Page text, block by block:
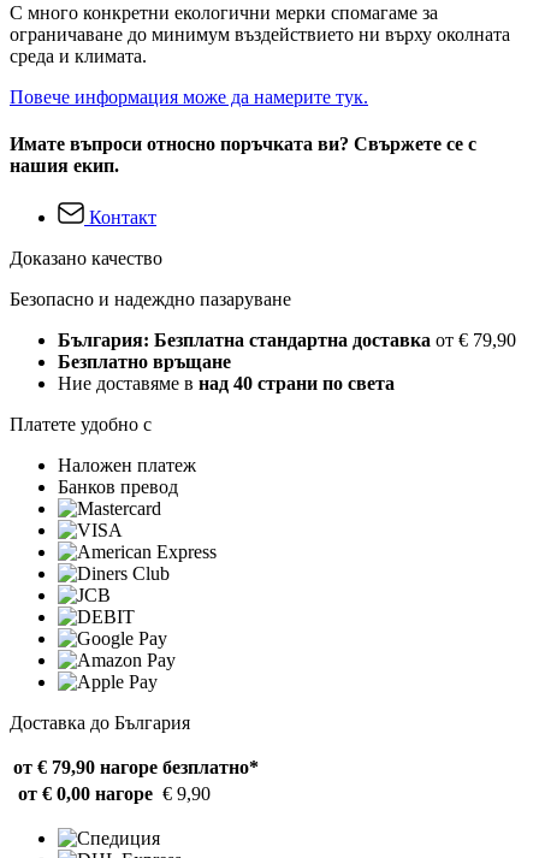
С много конкретни екологични мерки спомагаме за
ограничаване до минимум въздействието ни върху околната
среда и климата.
Повече информация може да намерите тук.
Имате въпроси относно поръчката ви? Свържете се с
нашия екип.
Контакт
Доказано качество
Безопасно и надеждно пазаруване
България: Безплатна стандартна доставка от € 79,90
Безплатно връщане
Ние доставяме в над 40 страни по света
Платете удобно с
Наложен платеж
Банков превод
Доставка до България
от € 79,90 нагоре безплатно*
от € 0,00 нагоре € 9,90